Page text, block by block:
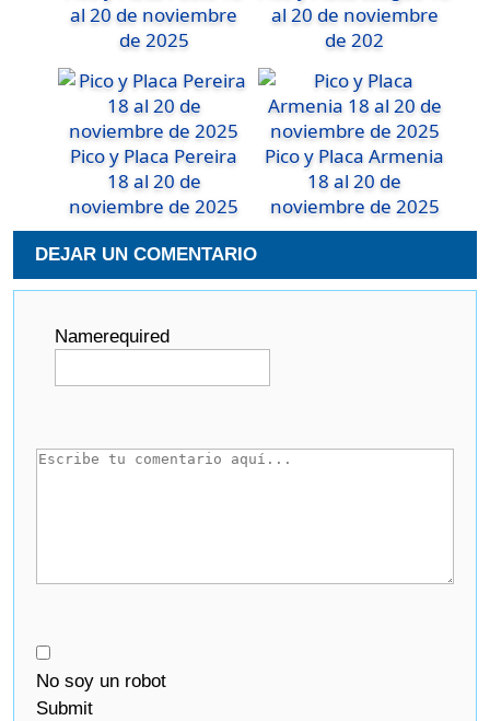
al 20 de noviembre
de 2025
al 20 de noviembre
de 202
Pico y Placa Pereira
18 al 20 de
noviembre de 2025
Pico y Placa Armenia
18 al 20 de
noviembre de 2025
DEJAR UN COMENTARIO
Namerequired
No soy un robot
Submit